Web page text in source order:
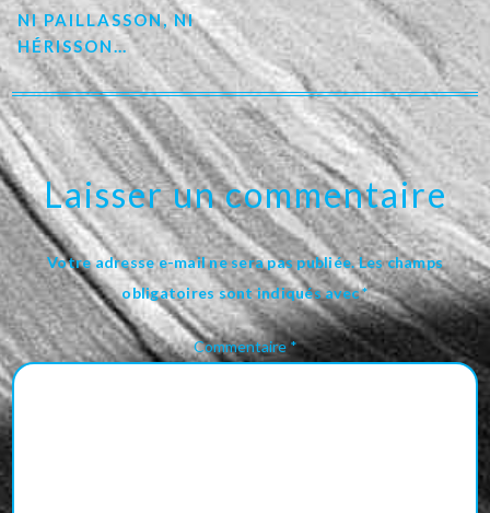
NI PAILLASSON, NI
HÉRISSON…
Laisser un commentaire
Votre adresse e-mail ne sera pas publiée. Les champs
obligatoires sont indiqués avec*
Commentaire *